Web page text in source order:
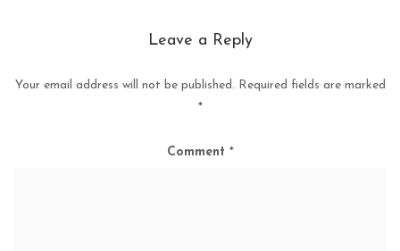
Leave a Reply
Your email address will not be published. Required fields are marked
*
Comment *